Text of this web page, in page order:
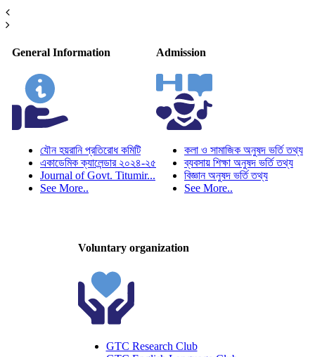
General Information
যৌন হয়রানি প্রতিরোধ কমিটি
একাডেমিক ক্যালেন্ডার ২০২৪-২৫
Journal of Govt. Titumir...
See More..
Admission
কলা ও সামাজিক অনুষদ ভর্তি তথ্য
ব্যবসায় শিক্ষা অনুষদ ভর্তি তথ্য
বিজ্ঞান অনুষদ ভর্তি তথ্য
See More..
Voluntary organization
GTC Research Club